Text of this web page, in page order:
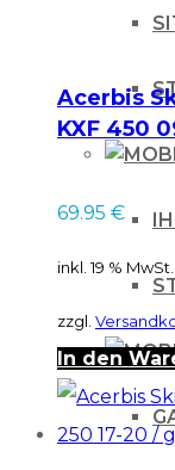
Acerbis
KXF 450
schwarz
69.95 €
inkl. 19 % MwSt.
zzgl.
In den